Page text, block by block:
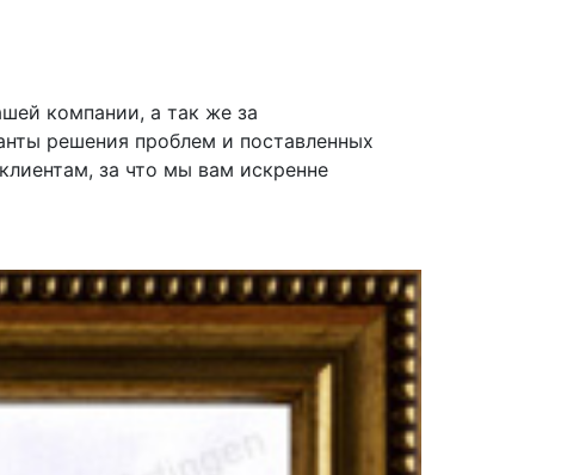
компании, а так же за
решения проблем и поставленных
за что мы вам искренне